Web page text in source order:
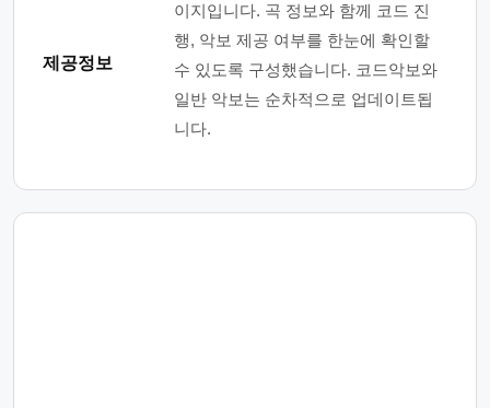
제공정보
이지입니다. 곡 정보와 함께 코드 진
행, 악보 제공 여부를 한눈에 확인할
수 있도록 구성했습니다. 코드악보와
일반 악보는 순차적으로 업데이트됩
니다.